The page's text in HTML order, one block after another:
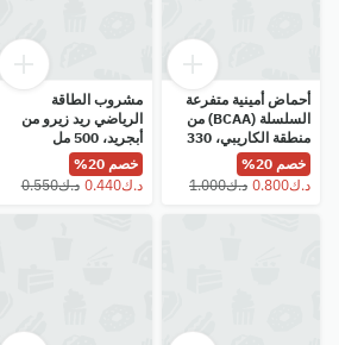
أحماض أمينية متفرعة
السلسلة (BCAA) من
منطقة الكاريبي، 330
مل
خصم 20%
مشروب الطاقة
الرياضي ريد زيرو من
أبجريد، 500 مل
خصم 20%
⁦د.ك0.440⁩
⁦د.ك0.550⁩